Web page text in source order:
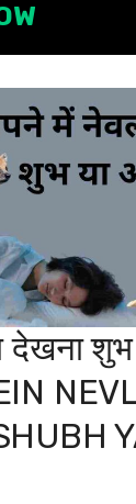
देखना